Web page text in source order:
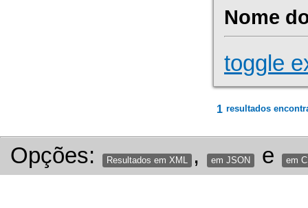
Nome
toggle
1 resultados
Opções: Resultados em XML , em JSON e em